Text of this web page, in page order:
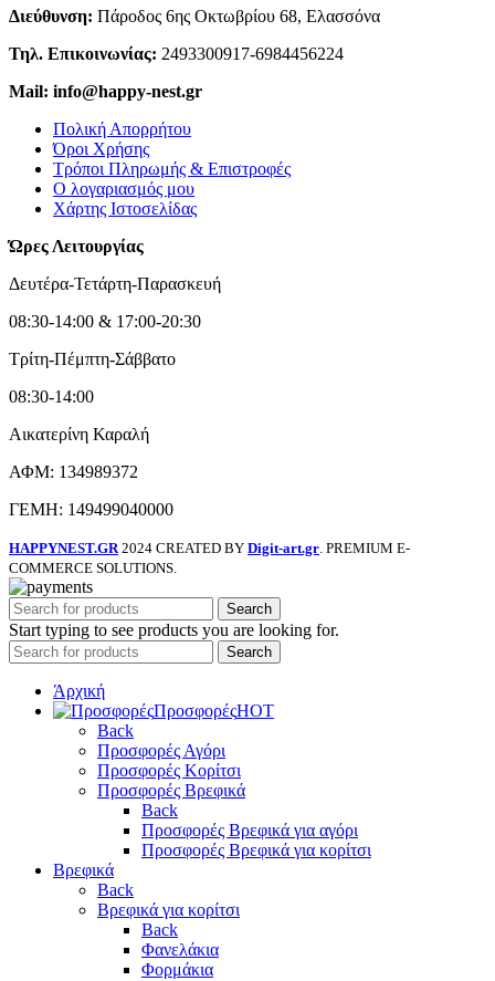
Διεύθυνση: Πάροδος 6ης Οκτωβρίου 68, Ελασσόνα
Τηλ. Επικοινωνίας: 2493300917-6984456224
Mail: info@happy-nest.gr
Πολική Απορρήτου
Όροι Χρήσης
Τρόποι Πληρωμής & Επιστροφές
Ο λογαριασμός μου
Χάρτης Ιστοσελίδας
Ώρες Λειτουργίας
Δευτέρα-Τετάρτη-Παρασκευή
08:30-14:00 & 17:00-20:30
Τρίτη-Πέμπτη-Σάββατο
08:30-14:00
Αικατερίνη Καραλή
ΑΦΜ: 134989372
ΓΕΜΗ: 149499040000
HAPPYNEST.GR 2024 CREATED BY Digit-art.gr . PREMIUM E-
COMMERCE SOLUTIONS.
Search
Start typing to see products you are looking for.
Search
Άρχική
ΠροσφορέςHOT
Back
Προσφορές Αγόρι
Προσφορές Κορίτσι
Προσφορές Βρεφικά
Back
Προσφορές Βρεφικά για αγόρι
Προσφορές Βρεφικά για κορίτσι
Βρεφικά
Back
Βρεφικά για κορίτσι
Back
Φανελάκια
Φορμάκια